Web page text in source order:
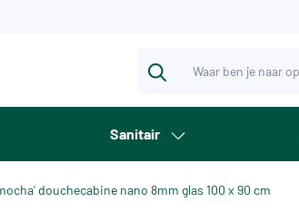
Sanitair
douchecabine nano 8mm glas 100 x 90 cm